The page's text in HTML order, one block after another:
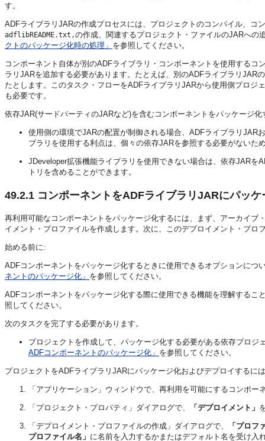
す。
ADFライブラリJARの作成プロセスには、プロジェクトのコンパイル、
adflibREADME.txt,の作成、関連するプロジェクト・ファイルのJARへの
クトのパッケージ化時の処理」 を参照してください。
コンポーネント自体が別のADFライブラリ・コンポーネントを使用する
ラリJARを追加する必要があります。たとえば、別のADFライブラリJAR
たとします。このタスク・フローをADFライブラリJARから使用側プロ
も必要です。
依存JAR(サードパーティのJARなど)を含むコンポーネントをパッケージ
使用側の環境でJARの配置が制御される場合、ADFライブラリJAR
ブラリを使用する利点は、個々の依存JARを参照する必要がないた
JDeveloper拡張機能ライブラリを使用できない場合は、依存JAR
トリを含めることができます。
49.2.1 コンポーネントをADFライブラリJARにパッケ
再利用可能なコンポーネントをパッケージ化するには、まず、アーカイ
イメント・プロファイルを作成します。次に、このデプロイメント・プロ
始める前に:
ADFコンポーネントをパッケージ化するときに使用できるオプションにつ
ネントのパッケージ化」 を参照してください。
ADFコンポーネントをパッケージ化する際に使用できる機能を理解するこ
照してください。
次のタスクを完了する必要があります。
プロジェクトを作成して、パッケージ化する必要がある依存プロ
ADFコンポーネントのパッケージ化」 を参照してください。
プロジェクトをADFライブラリJARにパッケージ化およびデプロイするに
「アプリケーション」ウィンドウで、再利用を可能にするコンポ
「プロジェクト・プロパティ」ダイアログで、 「デプロイメント」
「デプロイメント・プロファイルの作成」ダイアログで、
「プロフ
プロファイル名」 に名前を入力するかまたはデフォルト名を受け入